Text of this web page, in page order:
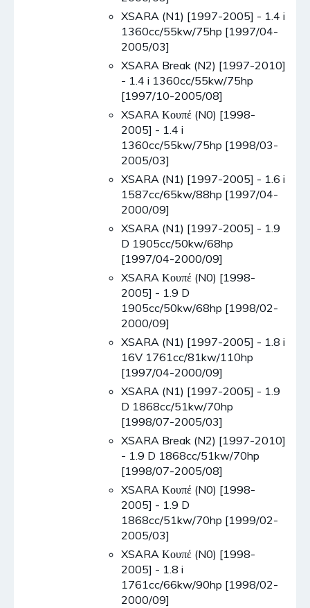
XSARA (N1) [1997-2005] - 1.4 i
1360cc/55kw/75hp [1997/04-
2005/03]
XSARA Break (N2) [1997-2010]
- 1.4 i 1360cc/55kw/75hp
[1997/10-2005/08]
XSARA Κουπέ (N0) [1998-
2005] - 1.4 i
1360cc/55kw/75hp [1998/03-
2005/03]
XSARA (N1) [1997-2005] - 1.6 i
1587cc/65kw/88hp [1997/04-
2000/09]
XSARA (N1) [1997-2005] - 1.9
D 1905cc/50kw/68hp
[1997/04-2000/09]
XSARA Κουπέ (N0) [1998-
2005] - 1.9 D
1905cc/50kw/68hp [1998/02-
2000/09]
XSARA (N1) [1997-2005] - 1.8 i
16V 1761cc/81kw/110hp
[1997/04-2000/09]
XSARA (N1) [1997-2005] - 1.9
D 1868cc/51kw/70hp
[1998/07-2005/03]
XSARA Break (N2) [1997-2010]
- 1.9 D 1868cc/51kw/70hp
[1998/07-2005/08]
XSARA Κουπέ (N0) [1998-
2005] - 1.9 D
1868cc/51kw/70hp [1999/02-
2005/03]
XSARA Κουπέ (N0) [1998-
2005] - 1.8 i
1761cc/66kw/90hp [1998/02-
2000/09]